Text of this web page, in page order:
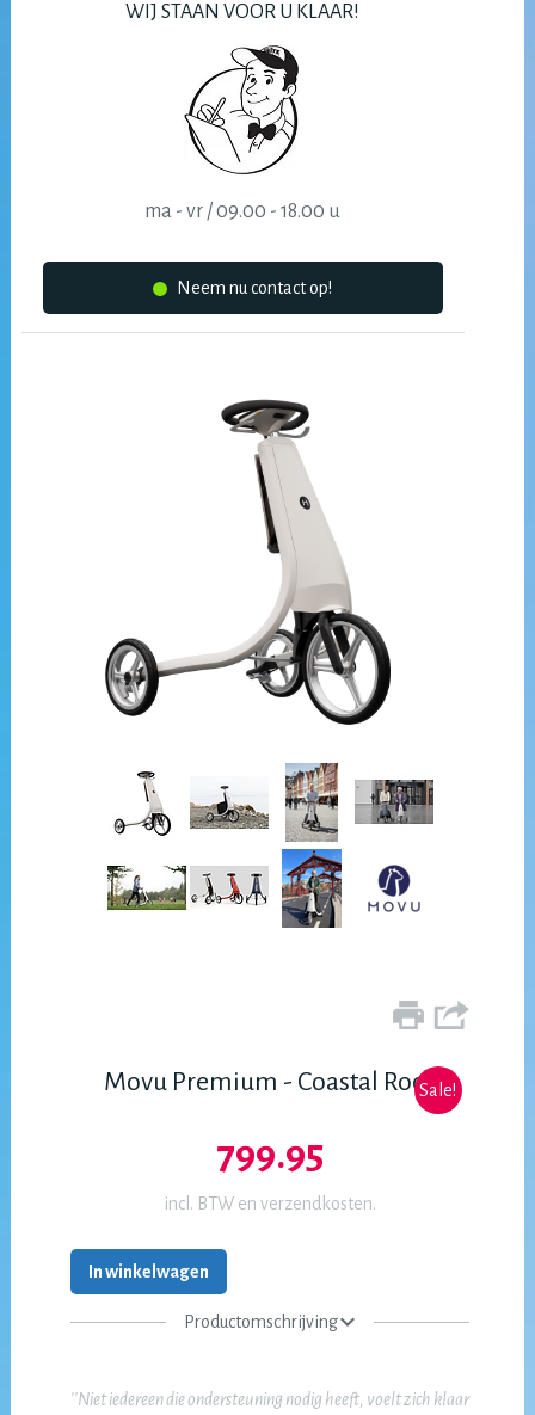
WIJ STAAN VOOR U KLAAR!
ma - vr / 09.00 - 18.00 u
Neem nu contact op!
Sale!
Movu Premium - Coastal Rock
799.95
incl. BTW en verzendkosten.
In winkelwagen
Productomschrijving
''Niet iedereen die ondersteuning nodig heeft, voelt zich klaar